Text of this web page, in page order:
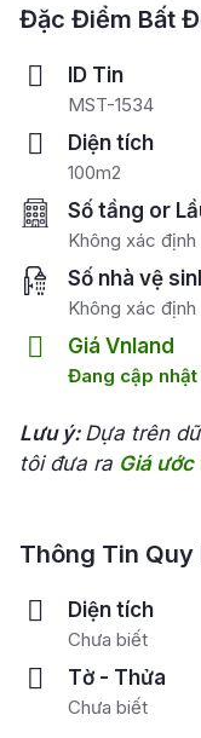
Đặc Điểm Bất
ID Tin
MST-1534
Diện tích
100m2
Số tầng or
Không xác định
Số nhà vệ
Không xác định
Giá Vnland
Đang cập nhật
Lưu ý: Dựa trên
tôi đưa ra Giá ước
Thông Tin Quy
Diện tích
Chưa biết
Tờ - Thửa
Chưa biết